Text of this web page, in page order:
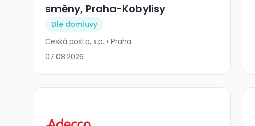
směny, Praha-Kobylisy
Dle domluvy
Česká pošta, s.p. • Praha
07.08.2026